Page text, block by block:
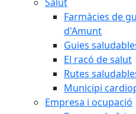
Farmàcies de
d'Amunt
Guies
El racó de salut
Rutes
Municipi
Empresa i ocupació